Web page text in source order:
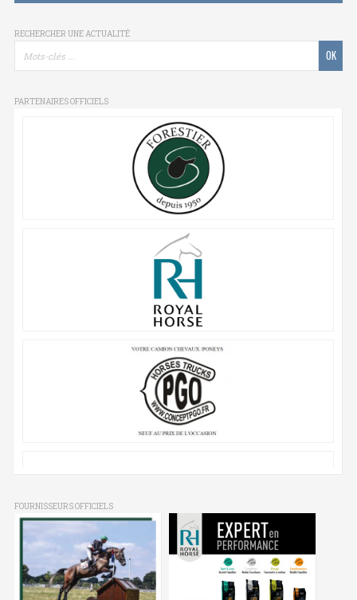
RECHERCHER UNE ACTUALITÉ
PARTENAIRES OFFICIELS
FOURNISSEURS OFFICIELS